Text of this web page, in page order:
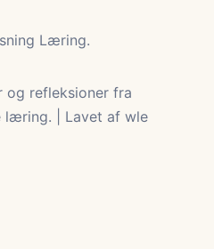
Læring.
og refleksioner fra
læring. | Lavet af wle